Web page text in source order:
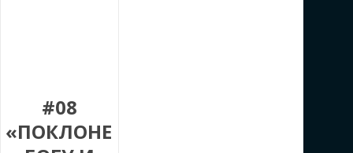
#08
«ПОКЛОНЕНИЕ